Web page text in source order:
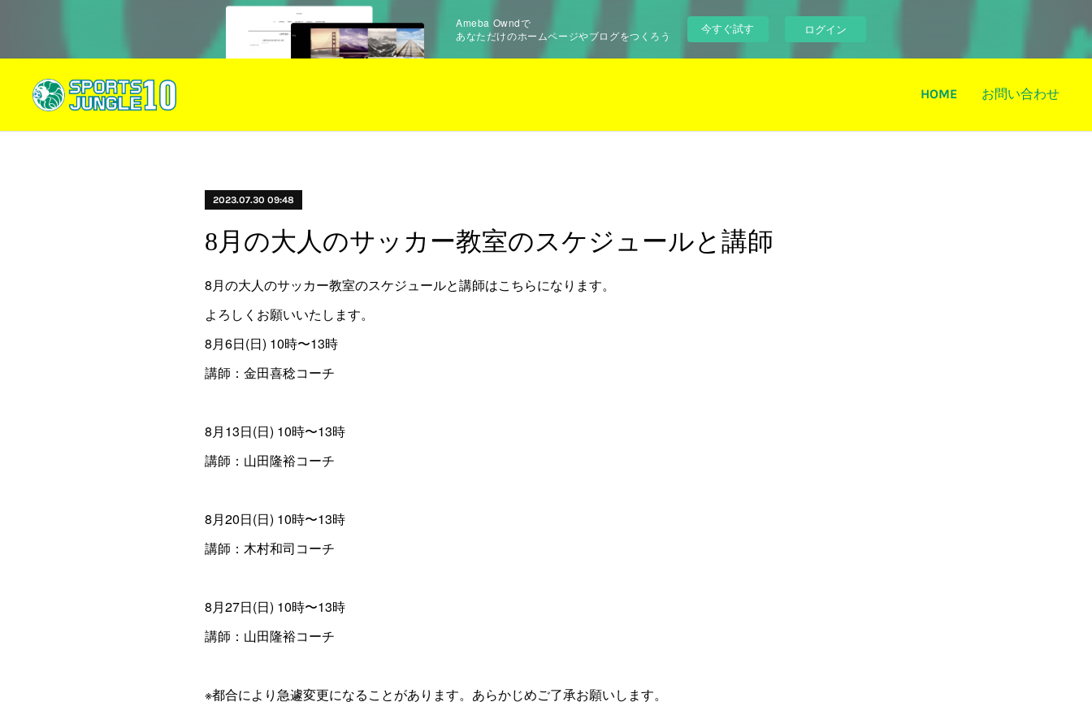
Ameba Owndで
あなただけのホームページやブログをつくろう
今すぐ試す ログイン
HOME お問い合わせ
2023.07.30 09:48
8月の大人のサッカー教室のスケジュールと講師
8月の大人のサッカー教室のスケジュールと講師はこちらになります。
よろしくお願いいたします。
8月6日(日) 10時〜13時
講師：金田喜稔コーチ
8月13日(日) 10時〜13時
講師：山田隆裕コーチ
8月20日(日) 10時〜13時
講師：木村和司コーチ
8月27日(日) 10時〜13時
講師：山田隆裕コーチ
※都合により急遽変更になることがあります。あらかじめご了承お願いします。